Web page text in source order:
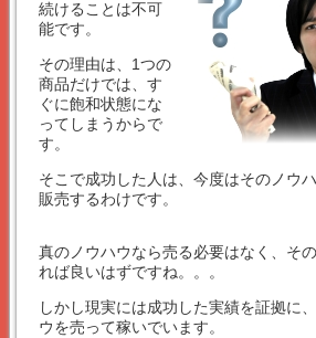
続けることは不可
能です。
その理由は、1つの
商品だけでは、す
ぐに飽和状態にな
ってしまうからで
す。
そこで成功した人は、今度はそのノウ
販売するわけです。
真のノウハウなら売る必要はなく、そ
れば良いはずですね。。。
しかし現実には成功した実績を証拠に
ウを売って稼いでいます。